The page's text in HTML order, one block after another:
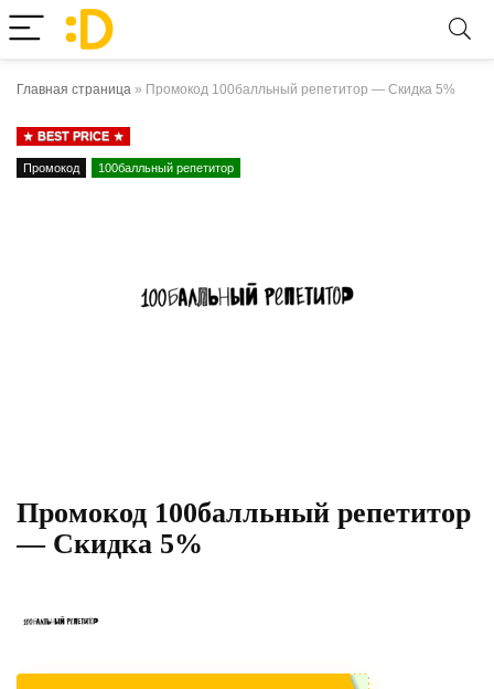
Главная страница » Промокод 100балльный репетитор — Скидка 5%
BEST PRICE
Промокод 100балльный репетитор
Промокод 100балльный репетитор
— Скидка 5%